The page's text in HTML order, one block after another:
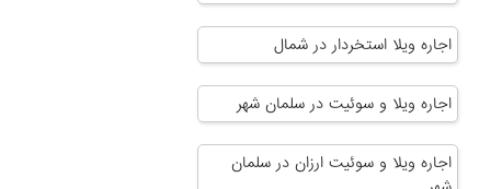
اجاره ویلا استخردار در شمال
اجاره ویلا و سوئیت در سلمان شهر
اجاره ویلا و سوئیت ارزان در سلمان